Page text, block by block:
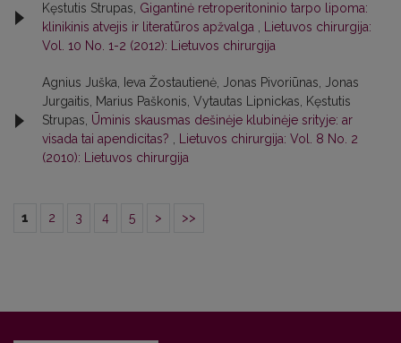
Kęstutis Strupas, Gigantinė retroperitoninio tarpo lipoma:
klinikinis atvejis ir literatūros apžvalga
Lietuvos chirurgija:
Vol. 10 No. 1-2 (2012): Lietuvos chirurgija
Agnius Juška, Ieva Žostautienė, Jonas Pivoriūnas, Jonas
Jurgaitis, Marius Paškonis, Vytautas Lipnickas, Kęstutis
Strupas, Ūminis skausmas dešinėje klubinėje srityje: ar
visada tai apendicitas?
Lietuvos chirurgija: Vol. 8 No. 2
(2010): Lietuvos chirurgija
1 2 3 4 5 > >>